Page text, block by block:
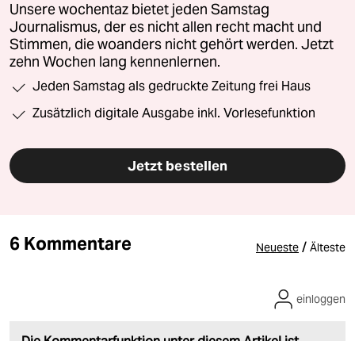
Unsere wochentaz bietet jeden Samstag
Journalismus, der es nicht allen recht macht und
Stimmen, die woanders nicht gehört werden. Jetzt
zehn Wochen lang kennenlernen.
Jeden Samstag als gedruckte Zeitung frei Haus
Zusätzlich digitale Ausgabe inkl. Vorlesefunktion
Jetzt bestellen
6 Kommentare Neueste / Älteste
einloggen